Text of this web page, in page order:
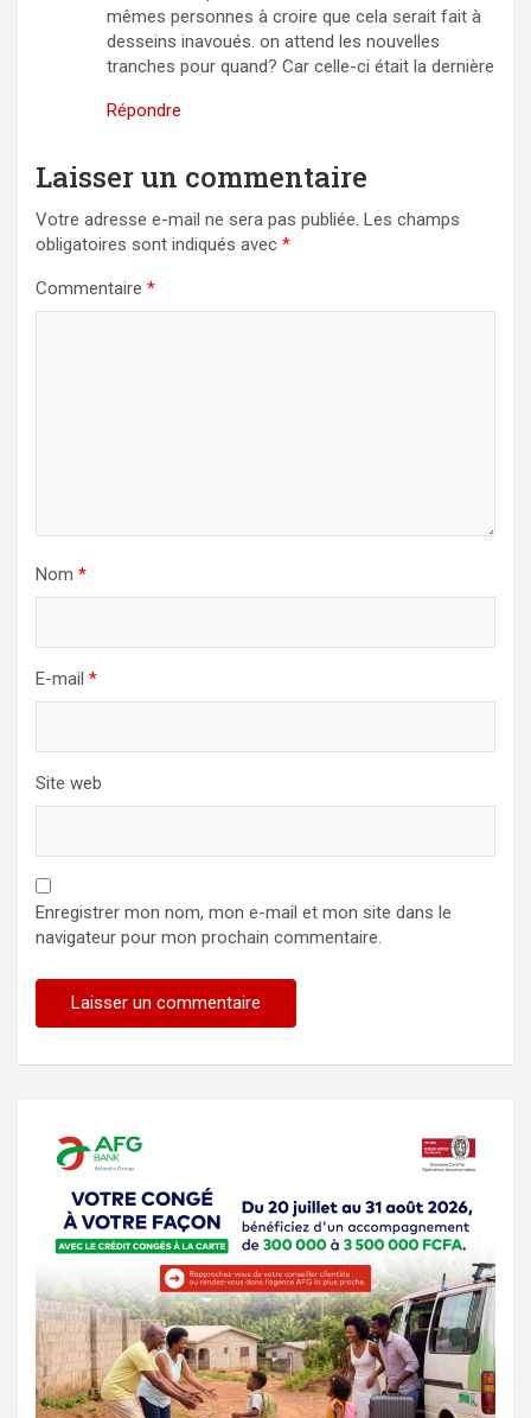
mêmes personnes à croire que cela serait fait à
desseins inavoués. on attend les nouvelles
tranches pour quand? Car celle-ci était la dernière
Répondre
Laisser un commentaire
Votre adresse e-mail ne sera pas publiée. Les champs
obligatoires sont indiqués avec *
Commentaire *
Nom *
E-mail *
Site web
Enregistrer mon nom, mon e-mail et mon site dans le
navigateur pour mon prochain commentaire.